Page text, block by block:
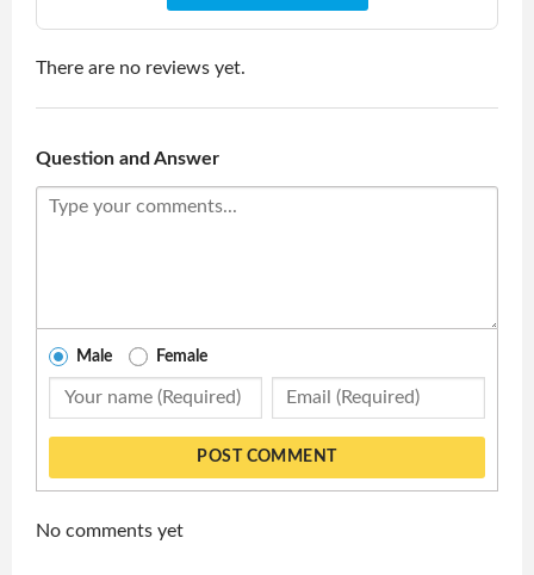
There are no reviews yet.
Question and Answer
Male Female
POST COMMENT
No comments yet